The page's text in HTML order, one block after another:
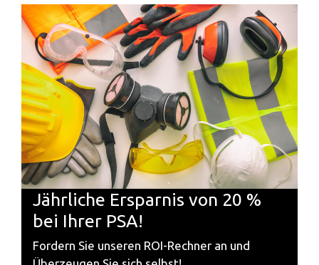
Jährliche Ersparnis von 20 %
bei Ihrer PSA!
Fordern Sie unseren ROI-Rechner an und